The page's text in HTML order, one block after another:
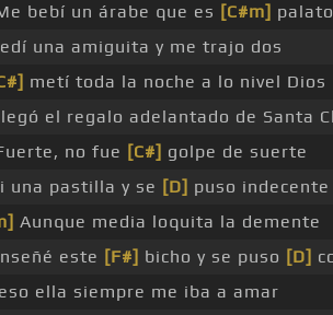
bebí un árabe que es [C#m]
una amiguita y me trajo dos
metí toda la noche a lo nivel Dios
el regalo adelantado de Santa
no fue [C#] golpe de suerte
una pastilla y se [D] puso indecente
Aunque media loquita la demente
este [F#] bicho y se puso [D]
ella siempre me iba a amar